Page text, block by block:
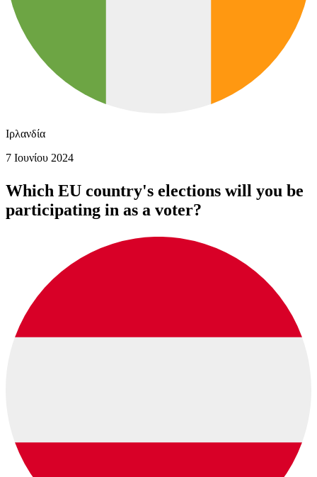
Ιρλανδία
7 Ιουνίου 2024
Which EU country's elections will you be
participating in as a voter?